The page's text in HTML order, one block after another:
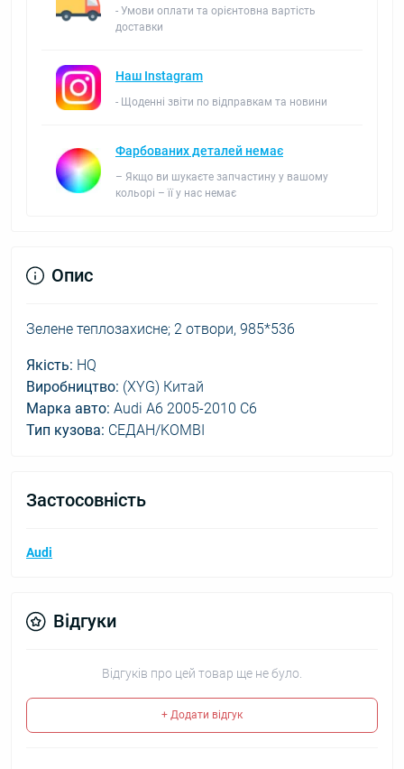
- Умови оплати та орієнтовна вартість
доставки
Наш Instagram
- Щоденні звіти по відправкам та новини
Фарбованих деталей немає
– Якщо ви шукаєте запчастину у вашому
кольорі – її у нас немає
Опис
Зелене теплозахисне; 2 отвори, 985*536
Якість: HQ
Виробництво: (XYG) Китай
Марка авто: Audi A6 2005-2010 C6
Тип кузова: СЕДАН/KOMBI
Застосовність
Audi
Відгуки
Відгуків про цей товар ще не було.
+ Додати відгук